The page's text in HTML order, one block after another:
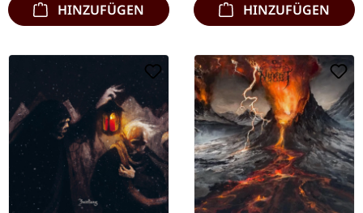
HINZUFÜGEN HINZUFÜGEN